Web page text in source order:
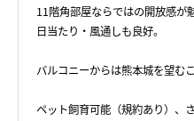
11階角部屋ならではの開放感が
日当たり・風通しも良好。
バルコニーからは熊本城を望む
ペット飼育可能（規約あり）、